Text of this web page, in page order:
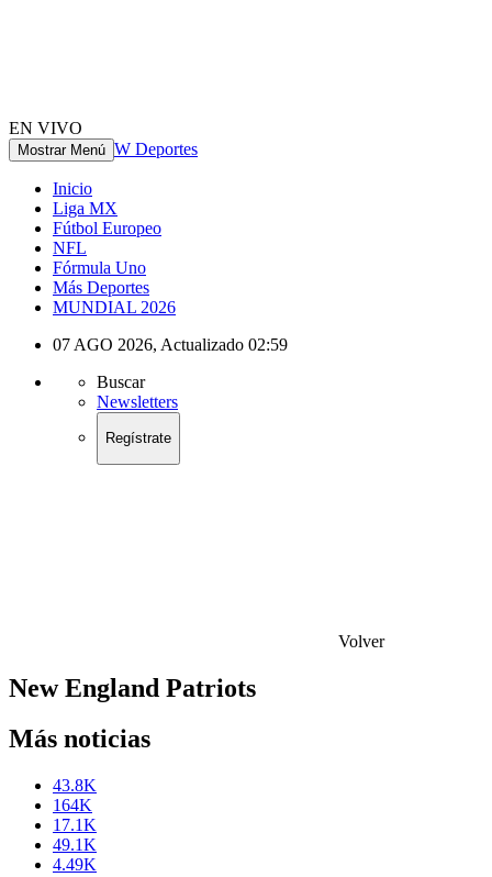
EN VIVO
Mostrar Menú W Deportes
Inicio
Liga MX
Fútbol Europeo
NFL
Fórmula Uno
Más Deportes
MUNDIAL 2026
07 AGO 2026, Actualizado 02:59
Buscar
Newsletters
Regístrate
Volver
New England Patriots
Más noticias
43.8K
164K
17.1K
49.1K
4.49K